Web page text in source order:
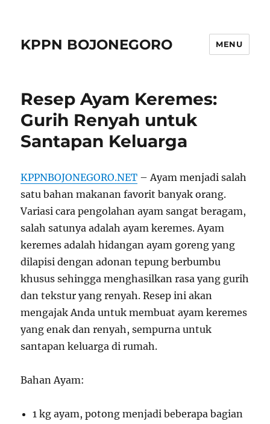
KPPN BOJONEGORO MENU
Resep Ayam Keremes:
Gurih Renyah untuk
Santapan Keluarga
KPPNBOJONEGORO.NET – Ayam menjadi salah
satu bahan makanan favorit banyak orang.
Variasi cara pengolahan ayam sangat beragam,
salah satunya adalah ayam keremes. Ayam
keremes adalah hidangan ayam goreng yang
dilapisi dengan adonan tepung berbumbu
khusus sehingga menghasilkan rasa yang gurih
dan tekstur yang renyah. Resep ini akan
mengajak Anda untuk membuat ayam keremes
yang enak dan renyah, sempurna untuk
santapan keluarga di rumah.
Bahan Ayam:
1 kg ayam, potong menjadi beberapa bagian